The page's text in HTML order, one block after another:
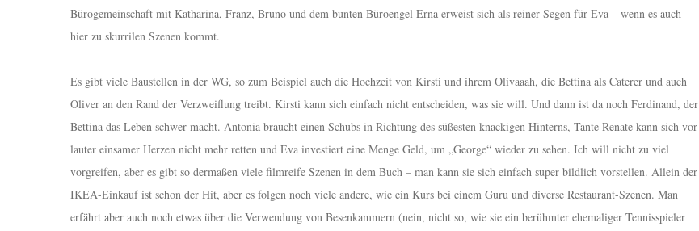
Bürogemeinschaft mit Katharina, Franz, Bruno und dem bunten Büroengel Erna erweist sich als reiner Segen für Eva – wenn es auch
hier zu skurrilen Szenen kommt.
Es gibt viele Baustellen in der WG, so zum Beispiel auch die Hochzeit von Kirsti und ihrem Olivaaah, die Bettina als Caterer und auch
Oliver an den Rand der Verzweiflung treibt. Kirsti kann sich einfach nicht entscheiden, was sie will. Und dann ist da noch Ferdinand, der
Bettina das Leben schwer macht. Antonia braucht einen Schubs in Richtung des süßesten knackigen Hinterns, Tante Renate kann sich vor
lauter einsamer Herzen nicht mehr retten und Eva investiert eine Menge Geld, um „George“ wieder zu sehen. Ich will nicht zu viel
vorgreifen, aber es gibt so dermaßen viele filmreife Szenen in dem Buch – man kann sie sich einfach super bildlich vorstellen. Allein der
IKEA-Einkauf ist schon der Hit, aber es folgen noch viele andere, wie ein Kurs bei einem Guru und diverse Restaurant-Szenen. Man
erfährt aber auch noch etwas über die Verwendung von Besenkammern (nein, nicht so, wie sie ein berühmter ehemaliger Tennisspieler